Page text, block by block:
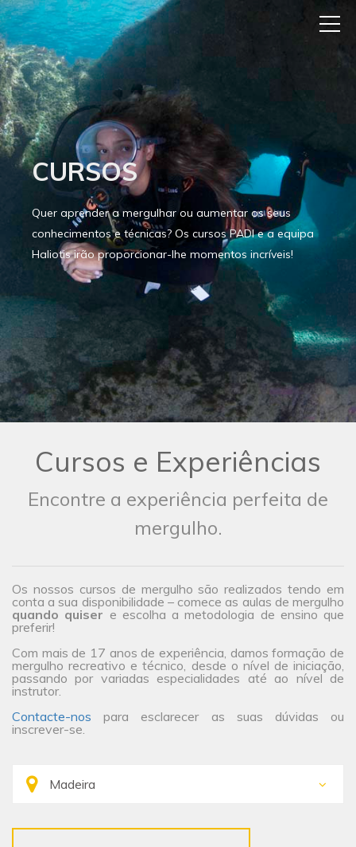
CURSOS
Quer aprender a mergulhar ou aumentar os seus
conhecimentos e técnicas? Os cursos PADI e a equipa
Haliotis irão proporcionar-lhe momentos incríveis!
Cursos e Experiências
Encontre a experiência perfeita de
mergulho.
Os nossos cursos de mergulho são realizados tendo em
conta a sua disponibilidade – comece as aulas de mergulho
quando quiser e escolha a metodologia de ensino que
preferir!
Com mais de 17 anos de experiência, damos formação de
mergulho recreativo e técnico, desde o nível de iniciação,
passando por variadas especialidades até ao nível de
instrutor.
Contacte-nos para esclarecer as suas dúvidas ou
inscrever-se.